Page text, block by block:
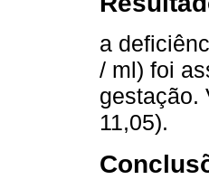
a
/ ml) foi
gestação.
11,05).